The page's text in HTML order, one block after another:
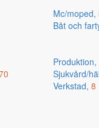
Mc/moped,
Båt och
Produktion,
Sjukvård/
Verkstad, 8